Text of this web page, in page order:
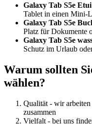
Galaxy Tab S5e
Tablet in einen Mini-
Galaxy Tab S5e
Platz für Dokumente
Galaxy Tab S5e
Schutz im Urlaub
Warum sollten
wählen?
Qualität - wir
zusammen
Vielfalt - bei uns